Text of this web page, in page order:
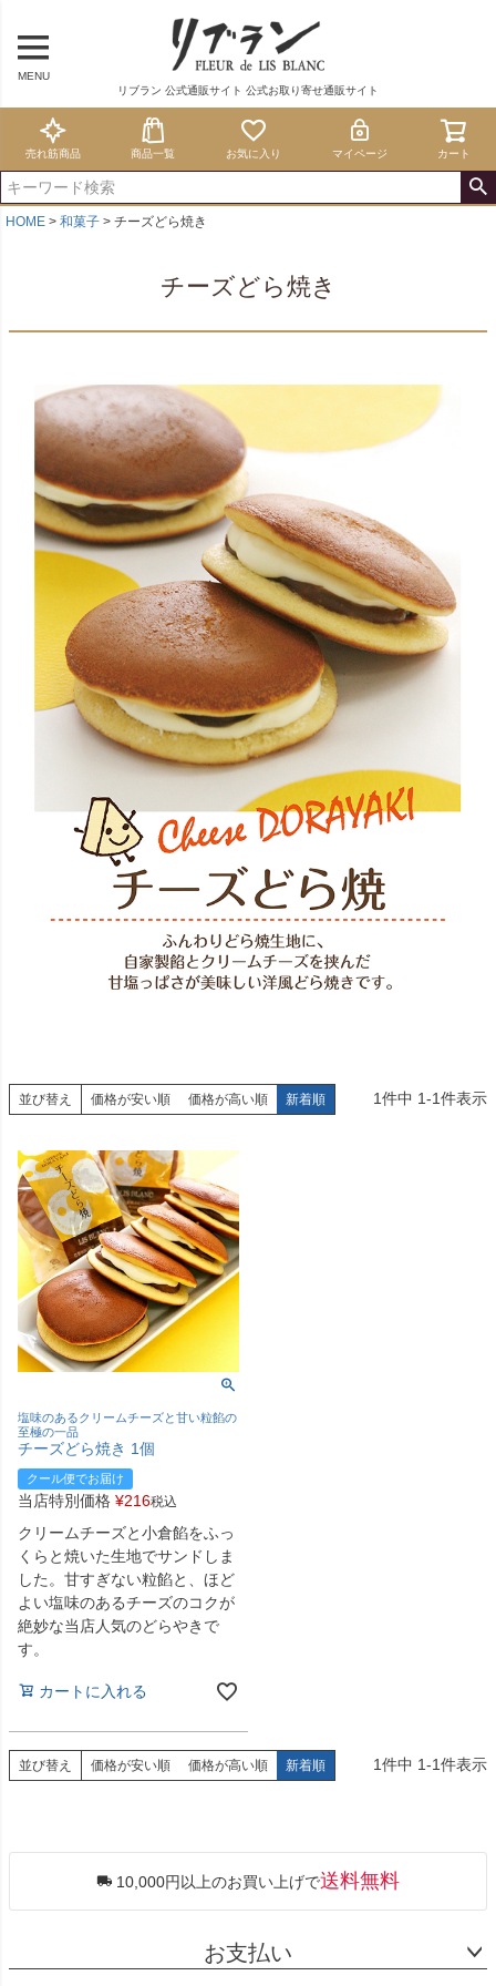
MENU
リブラン 公式通販サイト 公式お取り寄せ通販サイト
売れ筋商品 商品一覧 お気に入り マイページ カート
HOME 和菓子 チーズどら焼き
チーズどら焼き
並び替え 価格が安い順 価格が高い順 新着順 1件中 1-1件表示
塩味のあるクリームチーズと甘い粒餡の
至極の一品
チーズどら焼き 1個
クール便でお届け
当店特別価格 ¥216税込
クリームチーズと小倉餡をふっ
くらと焼いた生地でサンドしま
した。甘すぎない粒餡と、ほど
よい塩味のあるチーズのコクが
絶妙な当店人気のどらやきで
す。
カートに入れる
並び替え 価格が安い順 価格が高い順 新着順 1件中 1-1件表示
10,000円以上のお買い上げで送料無料
お支払い